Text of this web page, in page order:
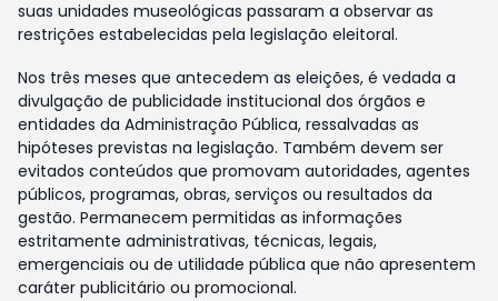
suas unidades museológicas passaram a observar as
restrições estabelecidas pela legislação eleitoral.
Nos três meses que antecedem as eleições, é vedada a
divulgação de publicidade institucional dos órgãos e
entidades da Administração Pública, ressalvadas as
hipóteses previstas na legislação. Também devem ser
evitados conteúdos que promovam autoridades, agentes
públicos, programas, obras, serviços ou resultados da
gestão. Permanecem permitidas as informações
estritamente administrativas, técnicas, legais,
emergenciais ou de utilidade pública que não apresentem
caráter publicitário ou promocional.